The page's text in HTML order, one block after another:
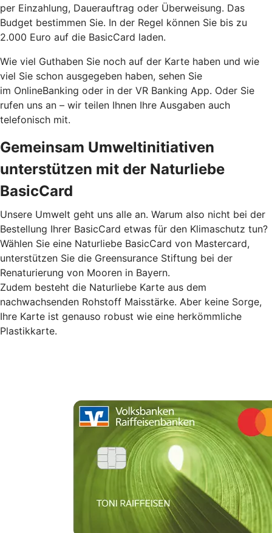
per Einzahlung, Dauerauftrag oder Überweisung. Das
Budget bestimmen Sie. In der Regel können Sie bis zu
2.000 Euro auf die BasicCard laden.
Wie viel Guthaben Sie noch auf der Karte haben und wie
viel Sie schon ausgegeben haben, sehen Sie
im OnlineBanking oder in der VR Banking App. Oder Sie
rufen uns an – wir teilen Ihnen Ihre Ausgaben auch
telefonisch mit.
Gemeinsam Umweltinitiativen
unterstützen mit der Naturliebe
BasicCard
Unsere Umwelt geht uns alle an. Warum also nicht bei der
Bestellung Ihrer BasicCard etwas für den Klimaschutz tun?
Wählen Sie eine Naturliebe BasicCard von Mastercard,
unterstützen Sie die Greensurance Stiftung bei der
Renaturierung von Mooren in Bayern.
Zudem besteht die Naturliebe Karte aus dem
nachwachsenden Rohstoff Maisstärke. Aber keine Sorge,
Ihre Karte ist genauso robust wie eine herkömmliche
Plastikkarte.